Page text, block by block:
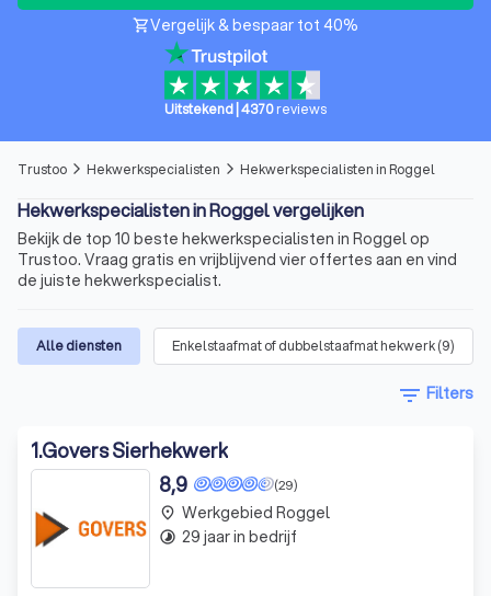
shopping_cartVergelijk & bespaar tot 40%
Uitstekend 4370reviews
Trustoo arrow_forward_ios Hekwerkspecialisten arrow_forward_ios Hekwerkspecialisten in Roggel
Hekwerkspecialisten in Roggel vergelijken
Bekijk de top 10 beste hekwerkspecialisten in Roggel op
Trustoo. Vraag gratis en vrijblijvend vier offertes aan en vind
de juiste hekwerkspecialist.
Alle diensten Enkelstaafmat of dubbelstaafmat hekwerk(9)
filter_list Filters
1.Govers Sierhekwerk
(29)
8,9
place Werkgebied Roggel
timelapse 29 jaar in bedrijf